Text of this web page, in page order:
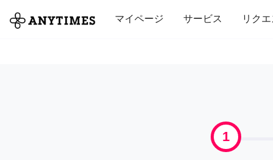
マイページ サービス リクエ
全て 修理・組立 家事 引っ越し
1